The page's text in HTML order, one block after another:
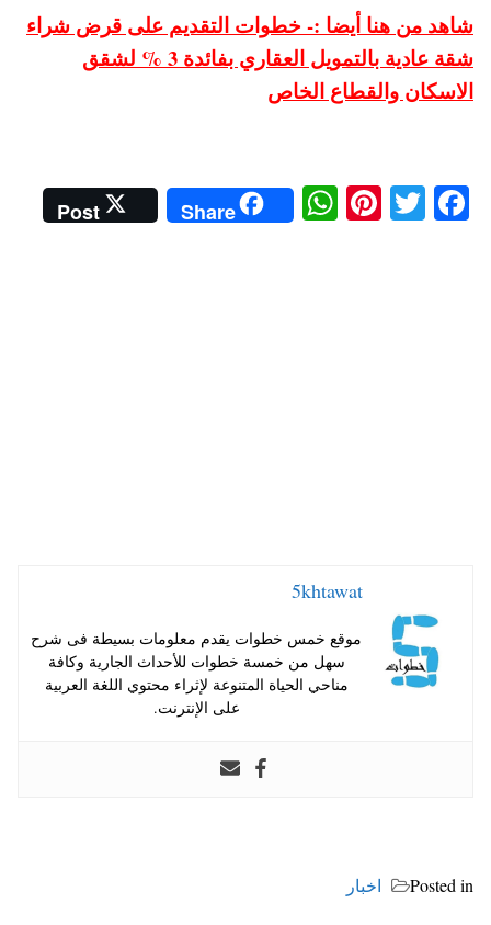
شاهد من هنا أيضا :- خطوات التقديم على قرض شراء
شقة عادية بالتمويل العقاري بفائدة 3 % لشقق
الاسكان والقطاع الخاص
Fa
T
Pi
W
ha
Share
Post
5khtawat
موقع خمس خطوات يقدم معلومات بسيطة فى شرح
سهل من خمسة خطوات للأحداث الجارية وكافة
مناحي الحياة المتنوعة لإثراء محتوي اللغة العربية
على الإنترنت.
Posted in اخبار